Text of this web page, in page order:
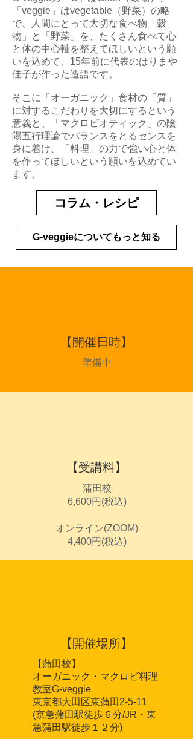
「veggie」はvegetable（野菜）の略
で、人間にとって大切な食べ物「穀
物」と「野菜」を、たくさん食べて心
と体の中心軸を整えてほしいという願
いを込めて、15年前に代表のはりまや
佳子が作った造語です。
そこに「オーガニック」食材の「質」
に対するこだわりを大切にするという
意義と、「マクロビオティック」の陰
陽五行理論でバランスをとるセンスを
身に着け、「料理」の力で強い心と体
を作ってほしいという願いを込めてい
ます。
コラム・レシピ
G-veggieについてもっと知る
【開催日時】
準備中
​【受講料】
蒲田校
6,600円(税込)
オンライン(ZOOM)
4,400円(税込)
​【開催場所】
【蒲田校】
オーガニック・マクロビ料理
教室G-veggie
東京都大田区東蒲田2-5-11
(京急蒲田駅徒歩６分/JR・東
急蒲田駅徒歩１２分)